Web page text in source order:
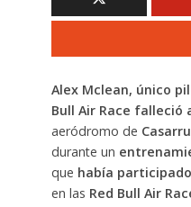
Alex Mclean, único
Bull Air Race falleció
aeródromo de
durante un
que había participado
en las Red Bull Air